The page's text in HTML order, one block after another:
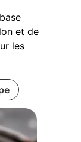
et de
les